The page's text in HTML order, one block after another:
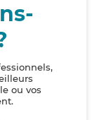
ou vos